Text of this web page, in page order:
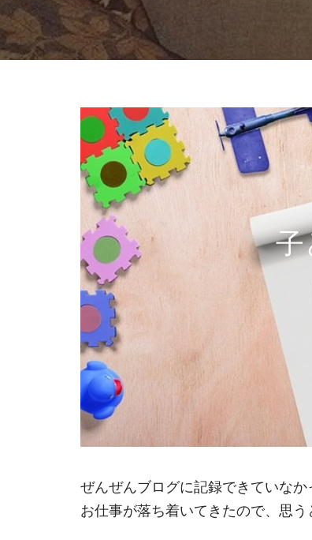
子
ぜんぜんブログに記録できていなか
お仕事が落ち着いてきたので、思う